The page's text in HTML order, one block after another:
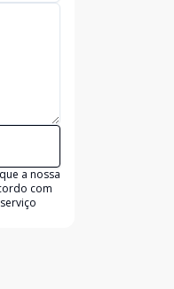
a nossa
com